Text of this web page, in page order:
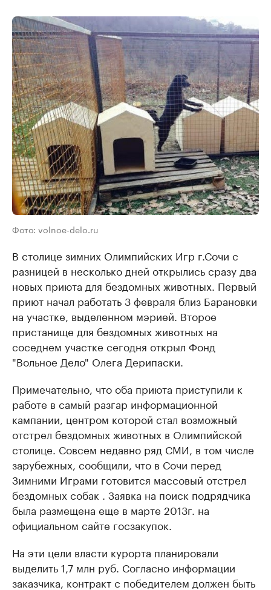
Фото: volnoe-delo.ru
В столице зимних Олимпийских Игр г.Сочи с
разницей в несколько дней открылись сразу два
новых приюта для бездомных животных. Первый
приют начал работать 3 февраля близ Барановки
на участке, выделенном мэрией. Второе
пристанище для бездомных животных на
соседнем участке сегодня открыл Фонд
"Вольное Дело" Олега Дерипаски.
Примечательно, что оба приюта приступили к
работе в самый разгар информационной
кампании, центром которой стал возможный
отстрел бездомных животных в Олимпийской
столице. Совсем недавно ряд СМИ, в том числе
зарубежных, сообщили, что в Сочи перед
Зимними Играми готовится массовый отстрел
бездомных собак . Заявка на поиск подрядчика
была размещена еще в марте 2013г. на
официальном сайте госзакупок.
На эти цели власти курорта планировали
выделить 1,7 млн руб. Согласно информации
заказчика, контракт с победителем должен быть